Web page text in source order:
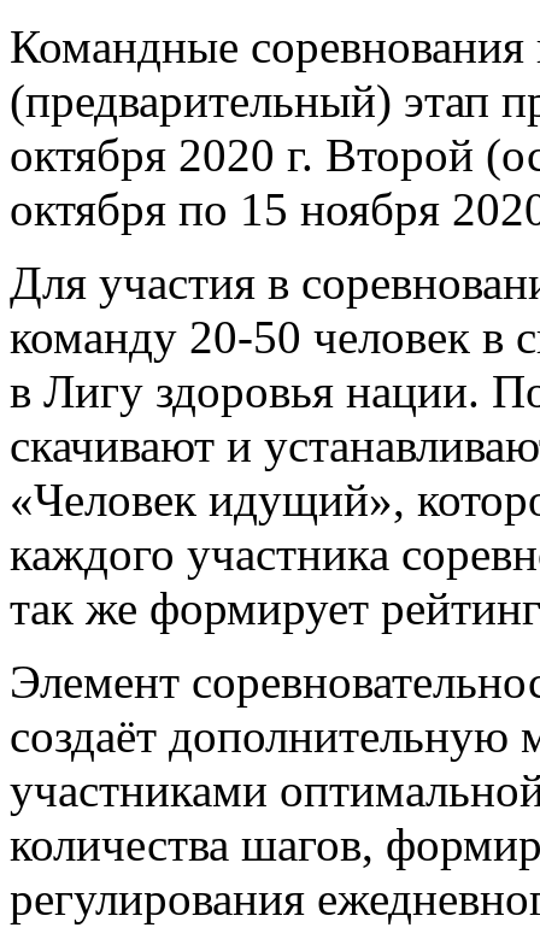
Командные
(предварительный) этап
октября 2020 г. Второй
октября по 15 ноября
Для участия в
команду 20-50 человек в
в Лигу здоровья нации.
скачивают и
«Человек идущий»,
каждого участника
так же формирует
Элемент
создаёт
участниками
количества шагов,
регулирования